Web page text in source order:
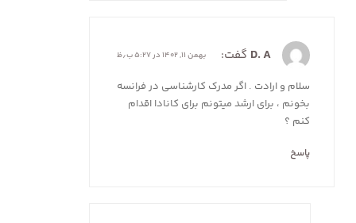
D. A گفت: بهمن ۱۱, ۱۴۰۲ در ۵:۲۷ ب٫ظ
سلام و ارادت . اگر مدرک کارشناسی در فرانسه
بخونم ، برای ارشد میتونم برای کانادا اقدام
کنم ؟
پاسخ